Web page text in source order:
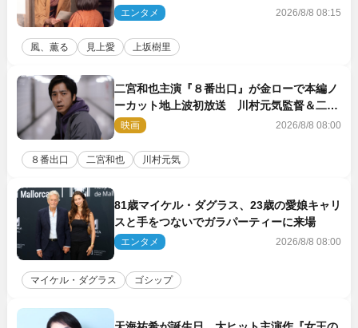
エンタメ 2026/8/8 08:15
風、薫る 見上愛 上坂樹里
二宮和也主演『８番出口』が金ローで本編ノ
ーカット地上波初放送 川村元気監督＆二宮
コメント到着
映画 2026/8/8 08:00
８番出口 二宮和也 川村元気
81歳マイケル・ダグラス、23歳の愛娘キャリ
スと手をつないでガラパーティーに来場
エンタメ 2026/8/8 08:00
マイケル・ダグラス ゴシップ